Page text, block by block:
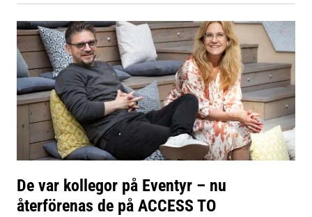
De var kollegor på Eventyr – nu
återförenas de på ACCESS TO